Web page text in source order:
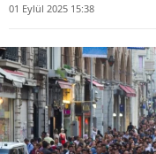
01 Eylül 2025 15:38